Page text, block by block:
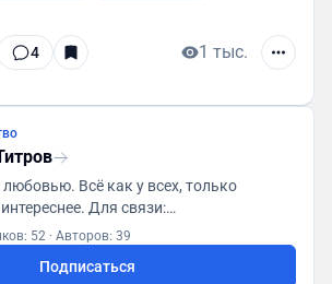
4 1 тыс.
Всё как у всех, только
Для связи:
52 · Авторов: 39
Подписаться